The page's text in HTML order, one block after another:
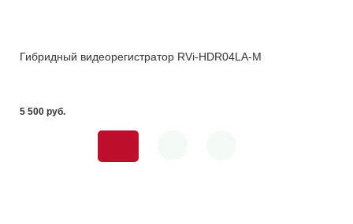
Гибридный видеорегистратор RVi-HDR04LA-M
5 500 pуб.